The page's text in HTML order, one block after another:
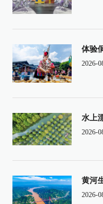
体验
2026-
水上
2026-
黄河
2026-